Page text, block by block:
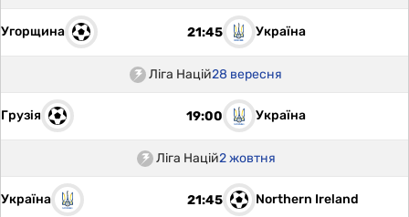
Угорщина 21:45 Україна
Ліга Націй28 вересня
Грузія 19:00 Україна
Ліга Націй2 жовтня
Україна 21:45 Northern Ireland